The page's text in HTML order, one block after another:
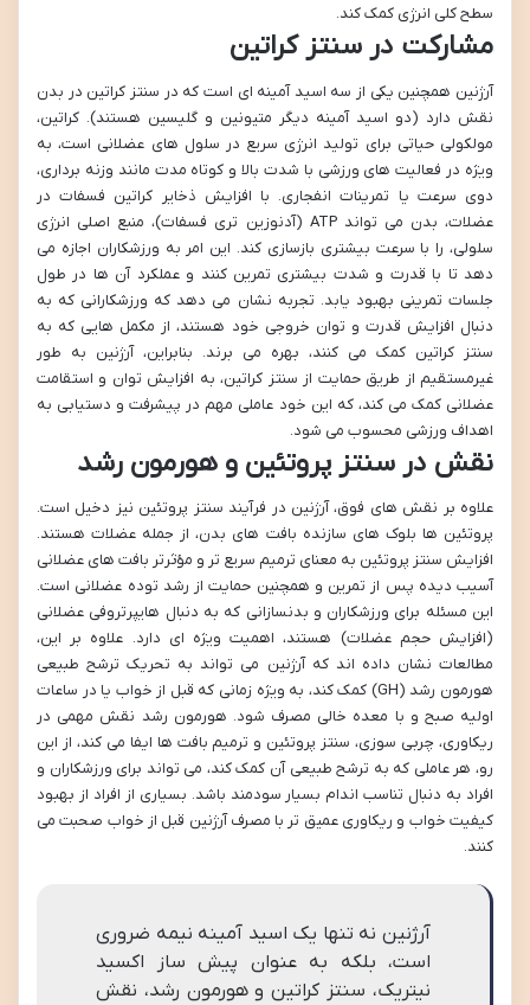
سطح کلی انرژی کمک کند.
مشارکت در سنتز کراتین
آرژنین همچنین یکی از سه اسید آمینه ای است که در سنتز کراتین در بدن
نقش دارد (دو اسید آمینه دیگر متیونین و گلیسین هستند). کراتین،
مولکولی حیاتی برای تولید انرژی سریع در سلول های عضلانی است، به
ویژه در فعالیت های ورزشی با شدت بالا و کوتاه مدت مانند وزنه برداری،
دوی سرعت یا تمرینات انفجاری. با افزایش ذخایر کراتین فسفات در
عضلات، بدن می تواند ATP (آدنوزین تری فسفات)، منبع اصلی انرژی
سلولی، را با سرعت بیشتری بازسازی کند. این امر به ورزشکاران اجازه می
دهد تا با قدرت و شدت بیشتری تمرین کنند و عملکرد آن ها در طول
جلسات تمرینی بهبود یابد. تجربه نشان می دهد که ورزشکارانی که به
دنبال افزایش قدرت و توان خروجی خود هستند، از مکمل هایی که به
سنتز کراتین کمک می کنند، بهره می برند. بنابراین، آرژنین به طور
غیرمستقیم از طریق حمایت از سنتز کراتین، به افزایش توان و استقامت
عضلانی کمک می کند، که این خود عاملی مهم در پیشرفت و دستیابی به
اهداف ورزشی محسوب می شود.
نقش در سنتز پروتئین و هورمون رشد
علاوه بر نقش های فوق، آرژنین در فرآیند سنتز پروتئین نیز دخیل است.
پروتئین ها بلوک های سازنده بافت های بدن، از جمله عضلات هستند.
افزایش سنتز پروتئین به معنای ترمیم سریع تر و مؤثرتر بافت های عضلانی
آسیب دیده پس از تمرین و همچنین حمایت از رشد توده عضلانی است.
این مسئله برای ورزشکاران و بدنسازانی که به دنبال هایپرتروفی عضلانی
(افزایش حجم عضلات) هستند، اهمیت ویژه ای دارد. علاوه بر این،
مطالعات نشان داده اند که آرژنین می تواند به تحریک ترشح طبیعی
هورمون رشد (GH) کمک کند، به ویژه زمانی که قبل از خواب یا در ساعات
اولیه صبح و با معده خالی مصرف شود. هورمون رشد نقش مهمی در
ریکاوری، چربی سوزی، سنتز پروتئین و ترمیم بافت ها ایفا می کند، از این
رو، هر عاملی که به ترشح طبیعی آن کمک کند، می تواند برای ورزشکاران و
افراد به دنبال تناسب اندام بسیار سودمند باشد. بسیاری از افراد از بهبود
کیفیت خواب و ریکاوری عمیق تر با مصرف آرژنین قبل از خواب صحبت می
کنند.
آرژنین نه تنها یک اسید آمینه نیمه ضروری
است، بلکه به عنوان پیش ساز اکسید
نیتریک، سنتز کراتین و هورمون رشد، نقش